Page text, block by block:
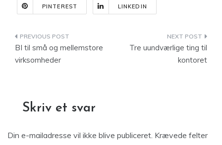
PINTEREST LINKEDIN
Indlægsnavigation
BI til små og mellemstore
virksomheder
Tre uundværlige ting til
kontoret
Skriv et svar
Din e-mailadresse vil ikke blive publiceret. Krævede felter